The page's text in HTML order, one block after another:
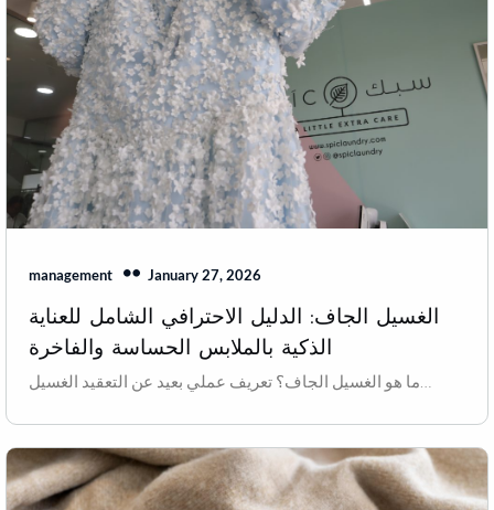
management January 27, 2026
الغسيل الجاف: الدليل الاحترافي الشامل للعناية
الذكية بالملابس الحساسة والفاخرة
ما هو الغسيل الجاف؟ تعريف عملي بعيد عن التعقيد الغسيل…